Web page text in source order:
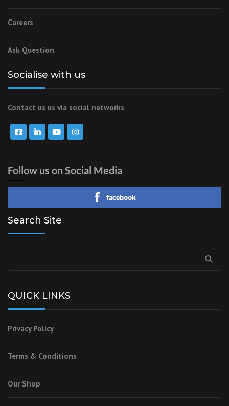
Careers
Ask Question
Socialise with us
Contact us us via social networks
Follow us on Social Media
facebook
Search Site
QUICK LINKS
Privacy Policy
Terms & Conditions
Our Shop